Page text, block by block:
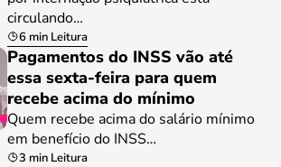
circulando…
6 min Leitura
Pagamentos do INSS vão até
essa sexta-feira para quem
recebe acima do mínimo
Quem recebe acima do salário mínimo
em benefício do INSS…
3 min Leitura